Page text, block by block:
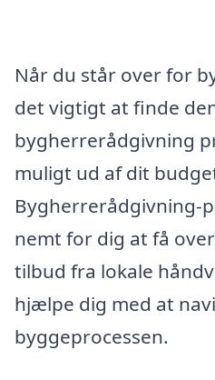
Når du står over for
det vigtigt at finde
bygherrerådgivning
muligt ud af dit
Bygherrerådgivning-
nemt for dig at få
tilbud fra lokale
hjælpe dig med at
byggeprocessen.